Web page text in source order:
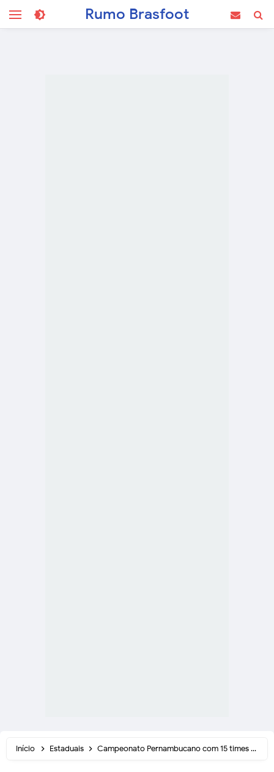
Rumo Brasfoot
Início Estaduais Campeonato Pernambucano com 15 times para Brasfoot 2022-23